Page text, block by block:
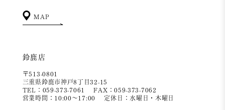
MAP
鈴鹿店
〒513-0801
三重県鈴鹿市神戸8丁目32-15
TEL：059-373-7061
FAX：059-373-7062
営業時間：10:00～17:00
定休日：水曜日・木曜日